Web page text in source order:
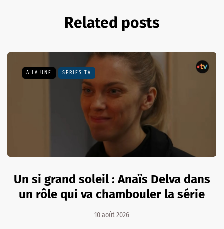
Related posts
A LA UNE SÉRIES TV
Un si grand soleil : Anaïs Delva dans
un rôle qui va chambouler la série
10 août 2026